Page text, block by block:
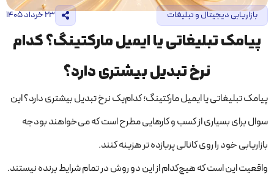
۲۳ خرداد ۱۴۰۵ بازاریابی دیجیتال و تبلیغات
پیامک تبلیغاتی یا ایمیل مارکتینگ؟ کدام
نرخ تبدیل بیشتری دارد؟
پیامک تبلیغاتی یا ایمیل مارکتینگ؛ کدام‌یک نرخ تبدیل بیشتری دارد؟ این
سوال برای بسیاری از کسب و کارهایی مطرح است که می‌خواهند بودجه
بازاریابی خود را روی کانالی پربازده تر هزینه کنند.
واقعیت این است که هیچ‌کدام از این دو روش در تمام شرایط برنده نیستند.